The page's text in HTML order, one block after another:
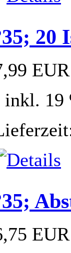
20
EUR
inkl. 19
EUR